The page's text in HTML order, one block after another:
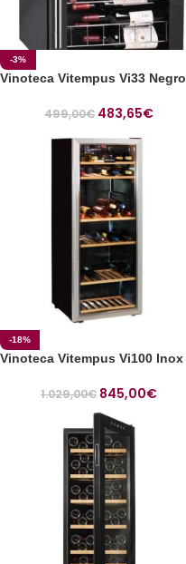
-3%
Vinoteca Vitempus Vi33 Negro
499,00€ 483,65€
-18%
Vinoteca Vitempus Vi100 Inox
1.029,00€ 845,00€